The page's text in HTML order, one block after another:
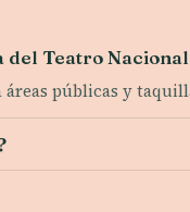
Teatro
áreas públicas y